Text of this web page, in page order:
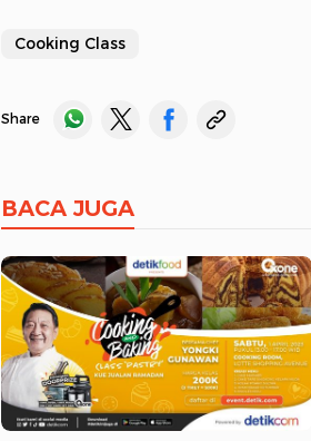
Cooking Class
Share
BACA JUGA